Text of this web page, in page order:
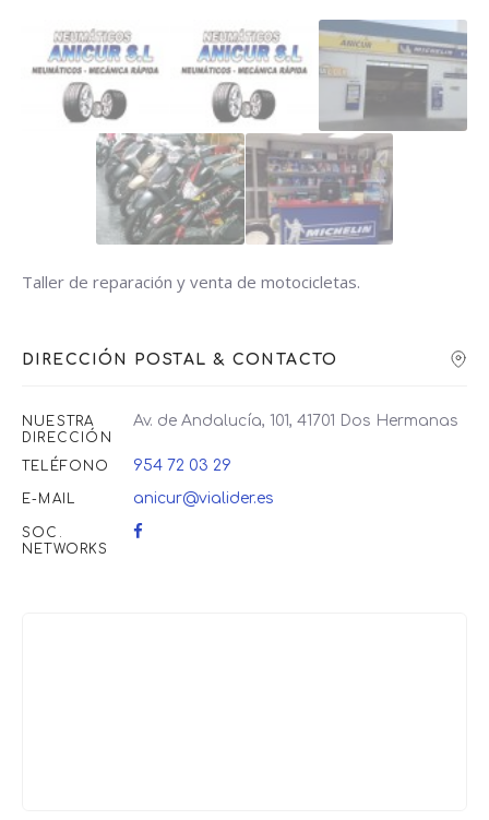
Taller de reparación y venta de motocicletas.
DIRECCIÓN POSTAL & CONTACTO
NUESTRA
DIRECCIÓN
Av. de Andalucía, 101, 41701 Dos Hermanas
TELÉFONO 954 72 03 29
E-MAIL anicur@vialider.es
SOC.
NETWORKS